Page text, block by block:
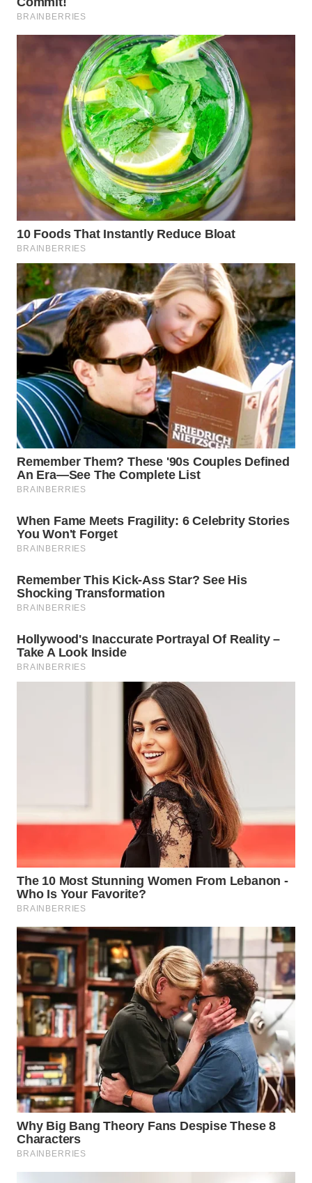
CIANJUR
KEPULAUAN
WN
TANGERANG
WN
CIREBON
WN
INDRAMAYU
WN
KUNINGAN
WN
MAJALENGKA
WN
SUBANG
WN
SUKABUMI
WN
PURWAKARTA
WN
PRIANGAN
TIMUR
WN
SEMARANG
SURABAYA
WN
WN
BINTAN
WN
MANDALIKA
WN
LIKUPANG
WN
LABUANBAJO